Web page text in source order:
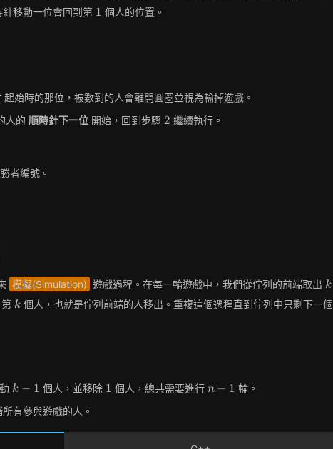
移動一位會回到第 1
1 個人的位置。
起始時的那位，被數到的人會離開圓圈並視為輸掉遊戲。
人的 順時針下一位 開始，回到步驟 2
2 繼續執行。
者編號。
模擬(Simulation) 遊戲過程。在每一輪遊戲中，我們從佇列的前端取出 k-
1
k
k
k 個人，也就是佇列前端的人移出。重複這個過程直到佇列中只剩下一個
k-
k − 1 個人，並移除 1
1 個人，總共需要進行 n-
n − 1 輪。
有參與遊戲的人。